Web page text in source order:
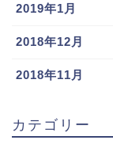
2019年1月
2018年12月
2018年11月
カテゴリー